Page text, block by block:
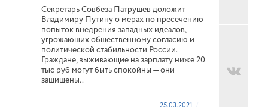
Секретарь Совбеза Патрушев доложит
Владимиру Путину о мерах по пресечению
попыток внедрения западных идеалов,
угрожающих общественному согласию и
политической стабильности России.
Граждане, выживающие на зарплату ниже 20
тыс руб могут быть спокойны — они
защищены..
25.03.2021